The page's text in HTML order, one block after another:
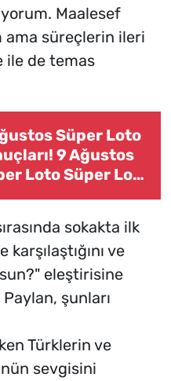
Maalesef
ama süreçlerin ileri
ile de temas
Süper Loto
9 Ağustos
Süper Loto
sokakta ilk
ve
eleştirisine
şunları
Türklerin ve
sevgisini